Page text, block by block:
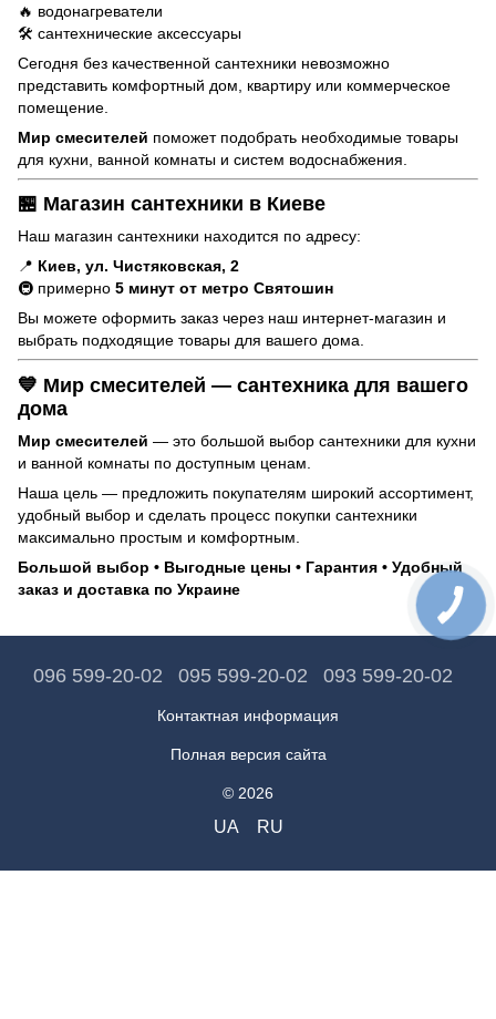
🔥 водонагреватели
🛠️ сантехнические аксессуары
Сегодня без качественной сантехники невозможно
представить комфортный дом, квартиру или коммерческое
помещение.
Мир смесителей поможет подобрать необходимые товары
для кухни, ванной комнаты и систем водоснабжения.
🏪 Магазин сантехники в Киеве
Наш магазин сантехники находится по адресу:
📍 Киев, ул. Чистяковская, 2
🚇 примерно 5 минут от метро Святошин
Вы можете оформить заказ через наш интернет-магазин и
выбрать подходящие товары для вашего дома.
💙 Мир смесителей — сантехника для вашего
дома
Мир смесителей — это большой выбор сантехники для кухни
и ванной комнаты по доступным ценам.
Наша цель — предложить покупателям широкий ассортимент,
удобный выбор и сделать процесс покупки сантехники
максимально простым и комфортным.
Большой выбор • Выгодные цены • Гарантия • Удобный
заказ и доставка по Украине
096 599-20-02 095 599-20-02 093 599-20-02
Контактная информация
Полная версия сайта
© 2026
UA RU